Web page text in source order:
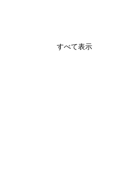
すべて表示